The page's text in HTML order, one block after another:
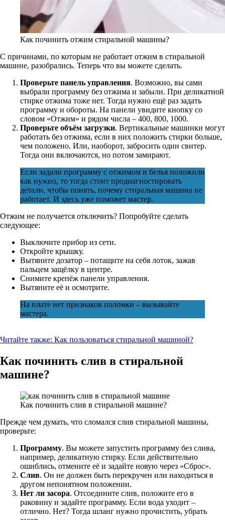
Как починить отжим стиральной машины?
С причинами, по которым не работает отжим в стиральной
машине, разобрались. Теперь что вы можете сделать.
Проверьте панель управления. Возможно, вы сами
выбрали программу без отжима и забыли. При деликатной
стирке отжима тоже нет. Тогда нужно ещё раз задать
программу и обороты. На панели увидите кнопку со
словом «Отжим» и рядом числа – 400, 800, 1000.
Проверьте объём загрузки. Вертикальные машинки могут
работать без отжима, если в них положить стирки больше,
чем положено. Или, наоборот, забросить один свитер.
Тогда они включаются, но потом замирают.
Если задали программу с отжимом и белья положили
как нужно, то тогда стоит продиагностировать
детали, чтобы понять, почему стиральная машина не
работает. И здесь уже поможет мастер.
Отжим не получается отключить? Попробуйте сделать
следующее:
Выключите прибор из сети.
Откройте крышку.
Вытяните дозатор – потащите на себя лоток, зажав
пальцем защёлку в центре.
Снимите крепёж панели управления.
Вытяните её и осмотрите.
На плате нет признаков поломки – вызывайте
мастера.
Читайте также: Как пользоваться стиральной машиной?
Как починить слив в стиральной
машине?
Как починить слив в стиральной машине?
Прежде чем думать, что сломался слив стиральной машины,
проверьте:
Программу. Вы можете запустить программу без слива,
например, деликатную стирку. Если действительно
ошиблись, отмените её и задайте новую через «Сброс».
Слив. Он не должен быть перекручен или находиться в
другом непонятном положении.
Нет ли засора. Отсоедините слив, положите его в
раковину и задайте программу. Если вода уходит –
отлично. Нет? Тогда шланг нужно прочистить, убрать